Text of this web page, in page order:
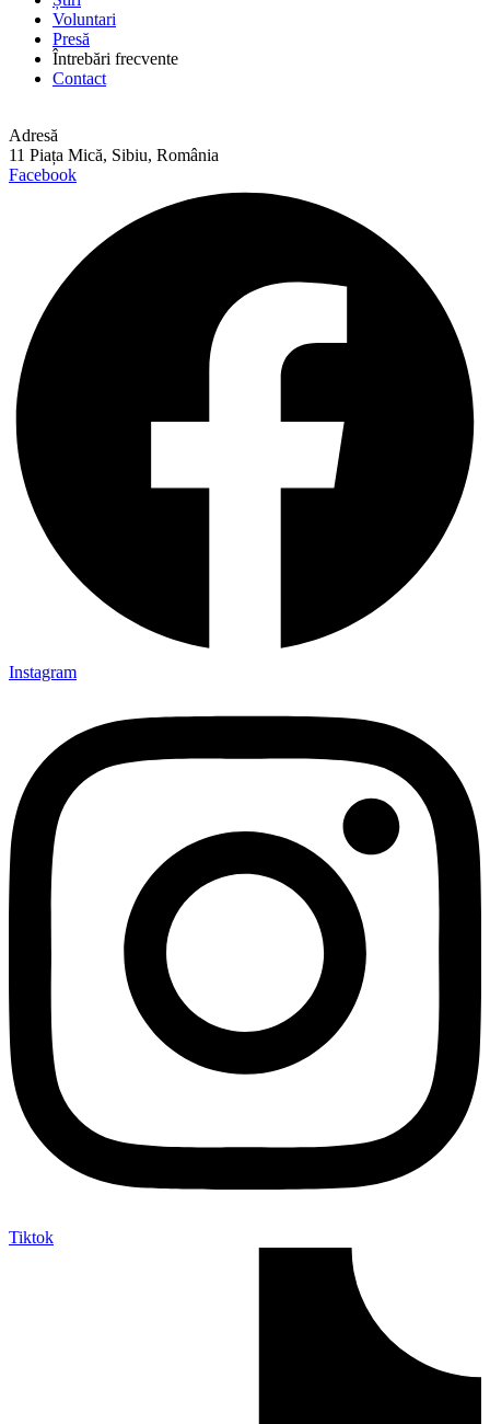
Voluntari
Presă
Întrebări frecvente
Contact
Adresă
11 Piața Mică, Sibiu, România
Facebook
Instagram
Tiktok